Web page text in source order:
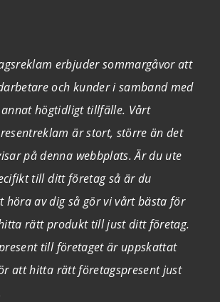
erbjuder sommargåvor att
och kunder i samband med
högtidligt tillfälle. Vårt
är stort, större än det
på denna webbplats. Är du ute
till ditt företag så är du
höra av dig så gör vi vårt bästa för
rätt produkt till just ditt företag.
till företaget är uppskattat
att hitta rätt företagspresent just